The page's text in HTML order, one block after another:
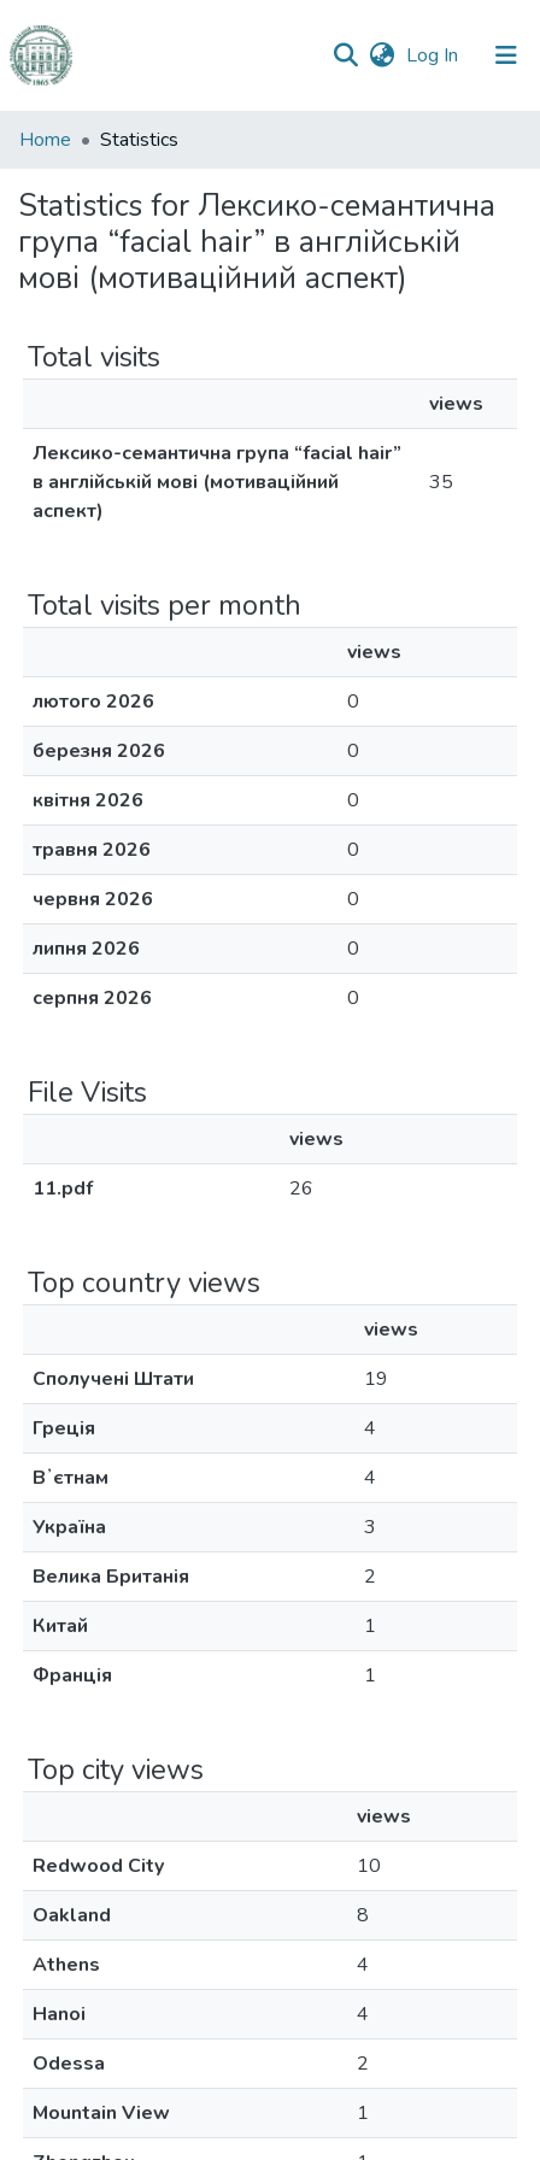
Log In (current)
Communities
Collections
All of DSpace
Home Statistics
Statistics for Лексико-семантична
група “facial hair” в англійській
мові (мотиваційний аспект)
Total visits
views
Лексико-семантична група “facial hair”
в англійській мові (мотиваційний
аспект)
35
Total visits per month
views
лютого 2026
0
березня 2026
0
квітня 2026
0
травня 2026
0
червня 2026
0
липня 2026
0
серпня 2026
0
File Visits
views
11.pdf
26
Top country views
views
Сполучені Штати
19
Греція
4
Вʼєтнам
4
Україна
3
Велика Британія
2
Китай
1
Франція
1
Top city views
views
Redwood City
10
Oakland
8
Athens
4
Hanoi
4
Odessa
2
Mountain View
1